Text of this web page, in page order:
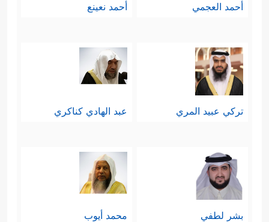
أحمد العجمي أحمد نعينع
تركي عبيد المري عبد الهادي كناكري
بشر لطفي محمد أيوب